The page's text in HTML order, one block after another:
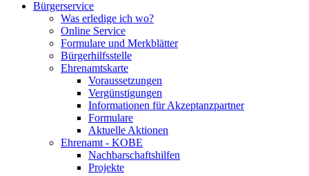
Bürgerservice
Was erledige ich wo?
Online Service
Formulare und Merkblätter
Bürgerhilfsstelle
Ehrenamtskarte
Voraussetzungen
Vergünstigungen
Informationen für Akzeptanzpartner
Formulare
Aktuelle Aktionen
Ehrenamt - KOBE
Nachbarschaftshilfen
Projekte